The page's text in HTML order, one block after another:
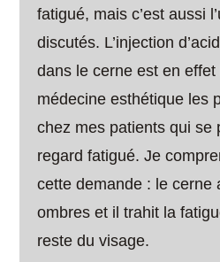
fatigué, mais c’est aussi
discutés. L’injection
dans le cerne est en effet
médecine esthétique les
chez mes patients qui se
regard fatigué. Je
cette demande : le cerne
ombres et il trahit la
reste du visage.